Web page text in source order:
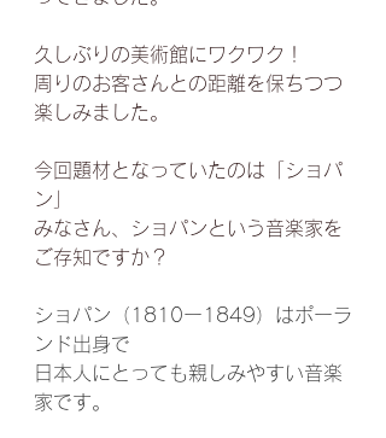
久しぶりの美術館にワクワク！
周りのお客さんとの距離を保ちつつ
楽しみました。
今回題材となっていたのは「ショパ
ン」
みなさん、ショパンという音楽家を
ご存知ですか？
ショパン（1810ー1849）はポーラ
ンド出身で
日本人にとっても親しみやすい音楽
家です。